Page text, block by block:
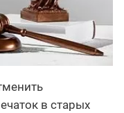
в старых